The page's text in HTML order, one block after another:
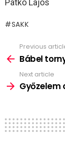
Patkó Lajos
SAKK
more
Previous
Bábel
Next article
Győzelem